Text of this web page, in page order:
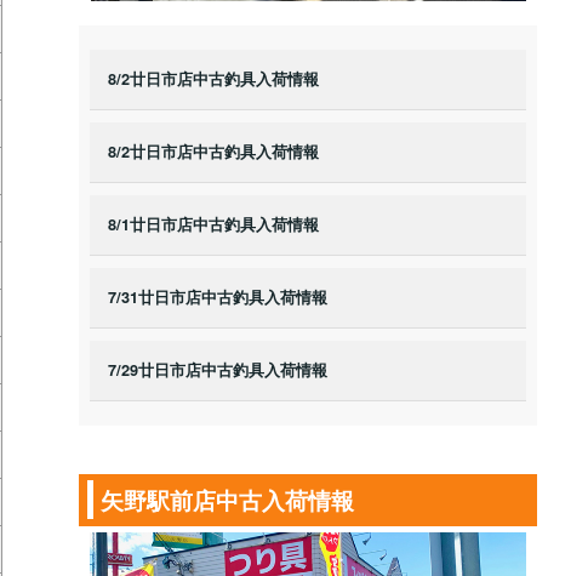
8/2廿日市店中古釣具入荷情報
8/2廿日市店中古釣具入荷情報
8/1廿日市店中古釣具入荷情報
7/31廿日市店中古釣具入荷情報
7/29廿日市店中古釣具入荷情報
矢野駅前店中古入荷情報